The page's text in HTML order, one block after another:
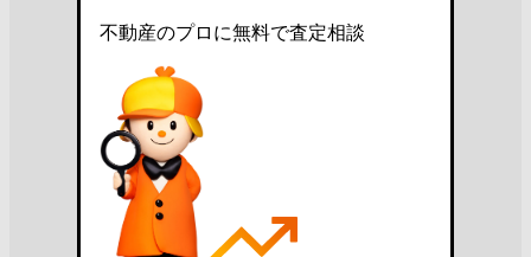
不動産のプロに無料で査定相談